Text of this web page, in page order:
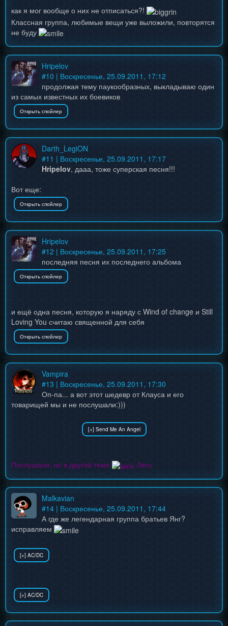
как я мог вообще о них не отписаться?!
Классная группа, любимые вещи уже выложили, повторятся
не буду
Hripelov
#10 | Воскресенье, 25.09.2011, 17:12
продолжая тему паукообразных, выкладываю один
из самых известных их боевиков
Darth_LegiON
#11 | Воскресенье, 25.09.2011, 17:17
Hripelov, дааа, тоже суперская песня!!!
Вот еще:
Hripelov
#12 | Воскресенье, 25.09.2011, 17:25
последняя песня их последнего альбома
и ещё одна песня, которую я наряду с Wind of change и Still
Loving You считаю священной для себя
Vampira
#13 | Воскресенье, 25.09.2011, 17:30
Оп-па... а вот этот шедевр от Клауса и его
товарищей мы и не послушали:)))
Послушали, но в другой теме Лего
Malkavian
#14 | Воскресенье, 25.09.2011, 17:44
А где же легендарная группа братьев Янг?
исправляем